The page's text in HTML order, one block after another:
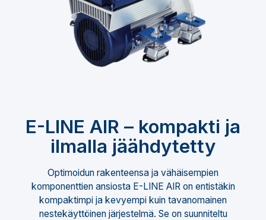
E-LINE AIR – kompakti ja
ilmalla jäähdytetty
Optimoidun rakenteensa ja vähäisempien
komponenttien ansiosta E-LINE AIR on entistäkin
kompaktimpi ja kevyempi kuin tavanomainen
nestekäyttöinen järjestelmä. Se on suunniteltu